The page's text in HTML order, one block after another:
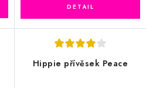
Hippie přívěsek Peace